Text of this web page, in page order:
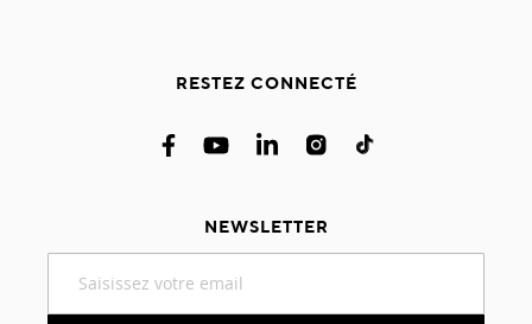
RESTEZ CONNECTÉ
NEWSLETTER
notre